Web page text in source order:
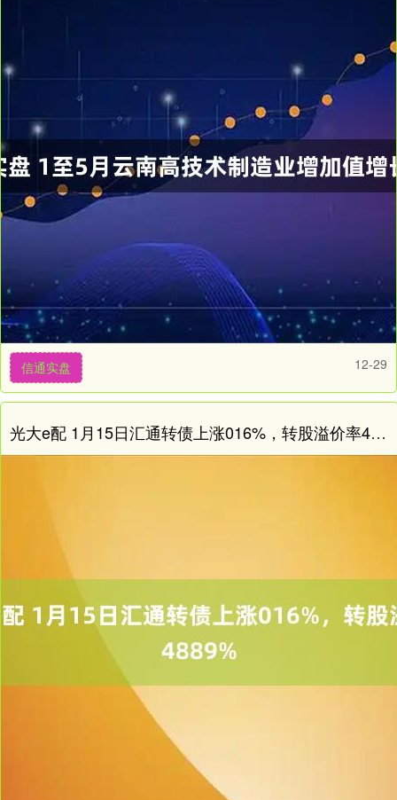
信通实盘 12-29
光大e配 1月15日汇通转债上涨016%，转股溢价率4889%